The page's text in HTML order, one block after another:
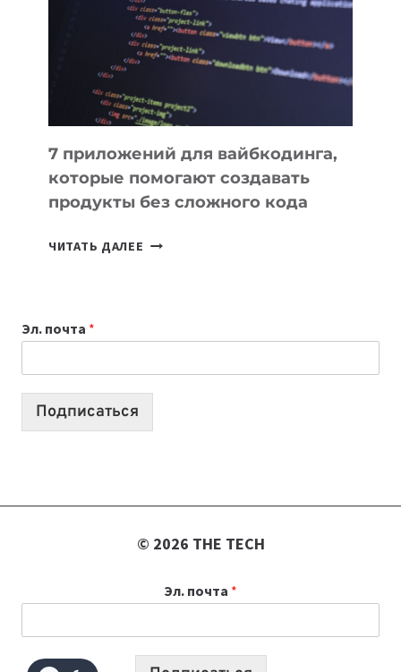
ДЛЯ
РАБОТЫ
7 приложений для вайбкодинга,
которые помогают создавать
продукты без сложного кода
ЧИТАТЬ ДАЛЕЕ
СОЗДАВАТЬ
ПРОДУКТЫ
Эл. почта *
Подписаться
© 2026 THE TECH
Эл. почта *